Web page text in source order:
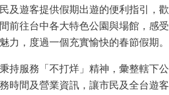
及遊客提供假期出遊的便利指引，歡
前往台中各大特色公園與場館，感受
力，度過一個充實愉快的春節假期。
持服務「不打烊」精神，彙整轄下公
時間及營業資訊，讓市民及全台遊客